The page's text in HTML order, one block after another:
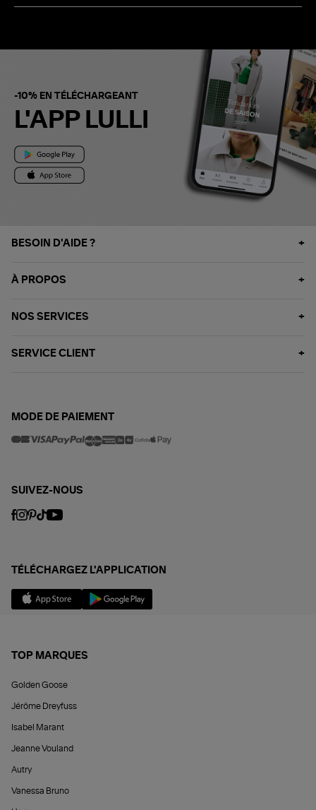
-10% EN TÉLÉCHARGEANT
L'APP LULLI
BESOIN D'AIDE ?
À PROPOS
NOS SERVICES
SERVICE CLIENT
MODE DE PAIEMENT
SUIVEZ-NOUS
TÉLÉCHARGEZ L'APPLICATION
TOP MARQUES
Golden Goose
Jérôme Dreyfuss
Isabel Marant
Jeanne Vouland
Autry
Vanessa Bruno